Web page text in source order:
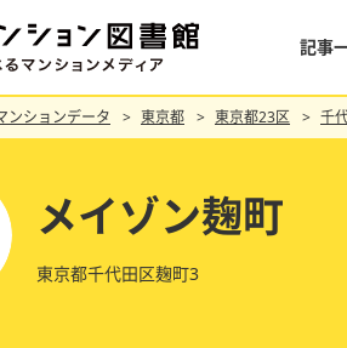
記事
ンションデータ 東京都 東京都23区 千
メイゾン麹町
東京都千代田区麹町3